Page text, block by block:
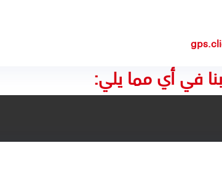
في أي مما يلي: